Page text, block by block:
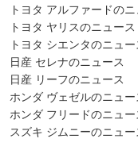
トヨタ アルファードのニ
トヨタ ヤリスのニュース
トヨタ シエンタのニュー
日産 セレナのニュース
日産 リーフのニュース
ホンダ ヴェゼルのニュー
ホンダ フリードのニュー
スズキ ジムニーのニュー